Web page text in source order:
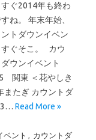
すぐ2014年も終わ
ね。 年末年始、
トダウンイベン
すぐそこ。 カウ
ダウンイベント
関東 ＜花やしき
またぎ カウントダ
3… Read More »
ベント , カウントダ